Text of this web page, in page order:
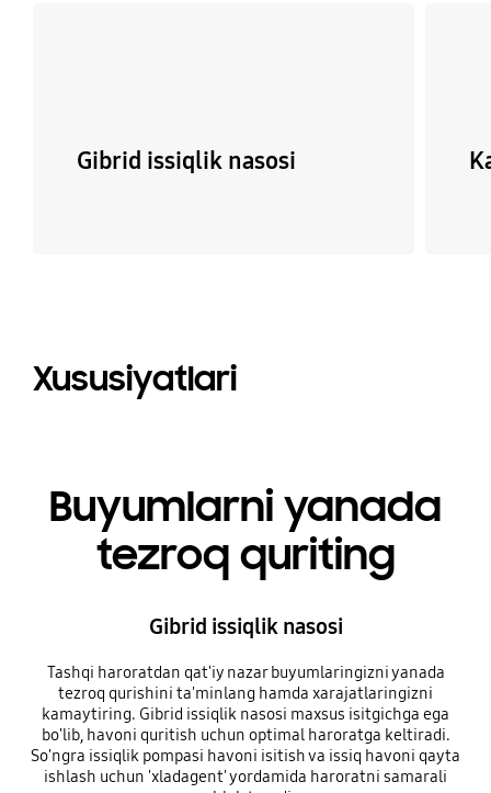
Gibrid issiqlik nasosi
Xususiyatlari
Buyumlarni yanada
tezroq quriting
Gibrid issiqlik nasosi
Tashqi haroratdan qat'iy nazar buyumlaringizni yanada
tezroq qurishini ta'minlang hamda xarajatlaringizni
kamaytiring. Gibrid issiqlik nasosi maxsus isitgichga ega
bo'lib, havoni quritish uchun optimal haroratga keltiradi.
So'ngra issiqlik pompasi havoni isitish va issiq havoni qayta
ishlash uchun 'xladagent' yordamida haroratni samarali